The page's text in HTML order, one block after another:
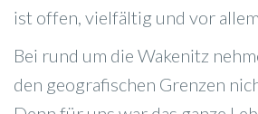
ist offen, vielfältig und vor
Bei rund um die Wakenitz
den geografischen Grenzen